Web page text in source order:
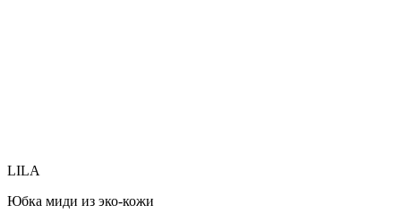
LILA
Юбка миди из эко-кожи